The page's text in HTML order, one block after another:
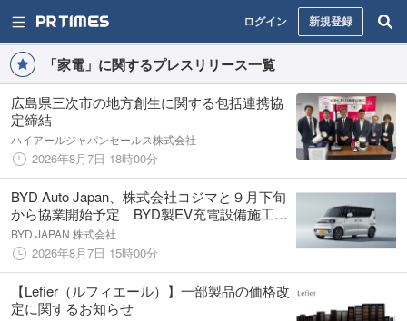
ログイン 新規登録
「家電」に関するプレスリリース一覧
広島県三次市の地方創生に関する包括連携協
定締結
ハイアールジャパンセールス株式会社
2026年8月7日 18時00分
BYD Auto Japan、株式会社コジマと９月下旬
から協業開始予定 BYD製EV充電設備施工を
業界初の「ワンストップサービス」で提供
BYD JAPAN 株式会社
2026年8月7日 15時00分
【Lefier（ルフィエール）】一部製品の価格改
定に関するお知らせ